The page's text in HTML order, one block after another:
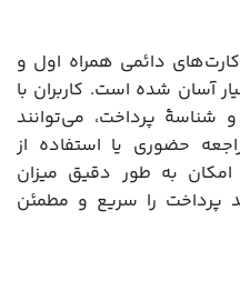
دائمی همراه اول و
آسان شده است. کاربران با
شناسۀ پرداخت، می‌توانند
حضوری یا استفاده از
امکان به طور دقیق میزان
پرداخت را سریع و مطمئن